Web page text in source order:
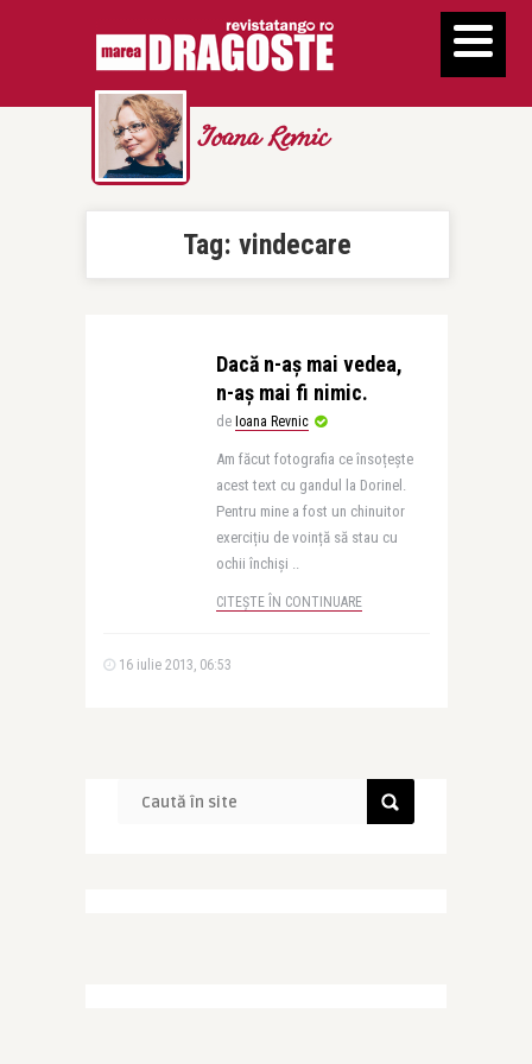
Ioana Revnic
Tag: vindecare
Dacă n-aș mai vedea,
n-aș mai fi nimic.
de Ioana Revnic
Am făcut fotografia ce însoțește
acest text cu gandul la Dorinel.
Pentru mine a fost un chinuitor
exercițiu de voință să stau cu
ochii închiși ..
CITEȘTE ÎN CONTINUARE
16 iulie 2013, 06:53